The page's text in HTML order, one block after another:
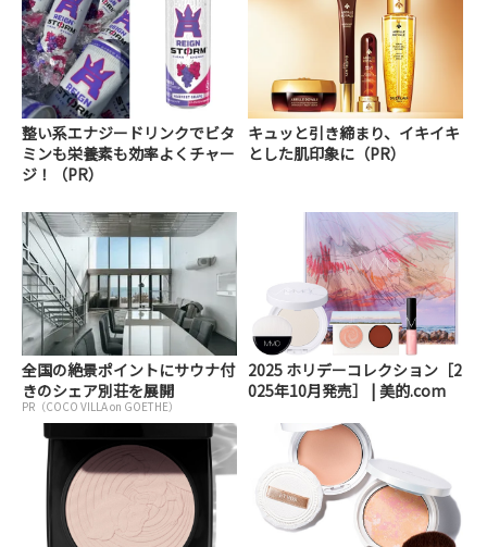
整い系エナジードリンクでビタ
ミンも栄養素も効率よくチャー
ジ！（PR）
キュッと引き締まり、イキイキ
とした肌印象に（PR）
全国の絶景ポイントにサウナ付
きのシェア別荘を展開
PR（COCO VILLA on GOETHE）
2025 ホリデーコレクション［2
025年10月発売］ | 美的.com